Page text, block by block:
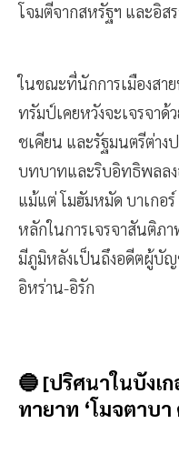
โจมตีจากสหรัฐฯ และอิส
ในขณะที่นักการเมืองสา
ทรัมป์เคยหวังจะเจรจาด้
ชเคียน และรัฐมนตรีต่าง
บทบาทและริบอิทธิพลลง
แม้แต่ โมฮัมหมัด บาเกอ
หลักในการเจรจาสันติภ
มีภูมิหลังเป็นถึงอดีตผู้บัญช
อิหร่าน-อิรัก
🔵 [ปริศนาในบังเ
ทายาท ‘โมจตาบา